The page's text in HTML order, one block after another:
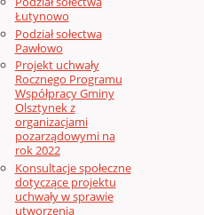
Łutynowo
Podział sołectwa
Pawłowo
Projekt uchwały
Rocznego Programu
Współpracy Gminy
Olsztynek z
organizacjami
pozarządowymi na
rok 2022
Konsultacje społeczne
dotyczące projektu
uchwały w sprawie
utworzenia